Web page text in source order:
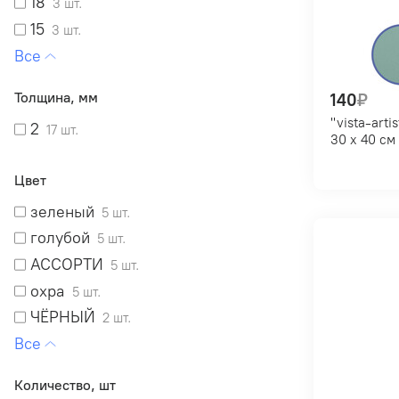
3 шт.
15 3 шт.
40
55 1 шт.
39 1 шт.
Толщина, мм
2 17 шт.
Цвет
зеленый 5 шт.
голубой 5 шт.
АССОРТИ 5 шт.
охра 5 шт.
ЧЁРНЫЙ 2 шт.
серый
Количество, шт
140₽
"vista-artista" pkrt-3040
30 х 40